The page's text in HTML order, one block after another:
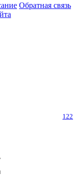
Обратная связь
122